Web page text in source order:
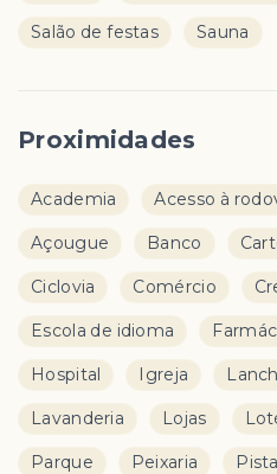
Salão de festas Sauna
Proximidades
Academia Acesso à
Açougue Banco
Ciclovia Comércio
Escola de idioma
Hospital Igreja
Lavanderia Lojas
Parque Peixaria